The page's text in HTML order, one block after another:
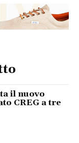
il nuovo
CREG a tre